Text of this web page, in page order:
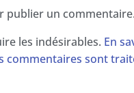
publier un
les indésirables. En
commentaires sont